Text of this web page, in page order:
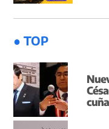
● TOP